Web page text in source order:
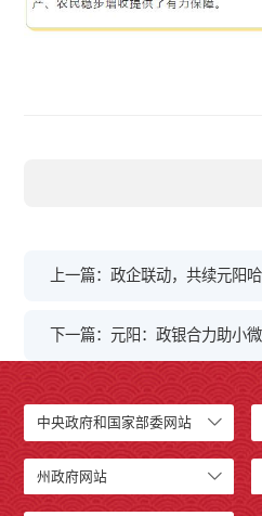
上一篇：政企联动，共续元阳
下一篇：元阳：政银合力助小
中央政府和国家部委网站
州政府网站